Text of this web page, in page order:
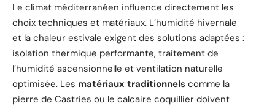
Le climat méditerranéen influence directement les
choix techniques et matériaux. L’humidité hivernale
et la chaleur estivale exigent des solutions adaptées :
isolation thermique performante, traitement de
l’humidité ascensionnelle et ventilation naturelle
optimisée. Les matériaux traditionnels comme la
pierre de Castries ou le calcaire coquillier doivent